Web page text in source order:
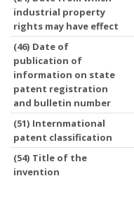
industrial property
rights may have effect
(46) Date of
publication of
information on state
patent registration
and bulletin number
(51) Internmational
patent classification
(54) Title of the
invention